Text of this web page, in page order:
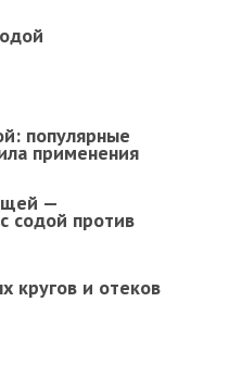
популярные
применения
—
содой против
кругов и отеков